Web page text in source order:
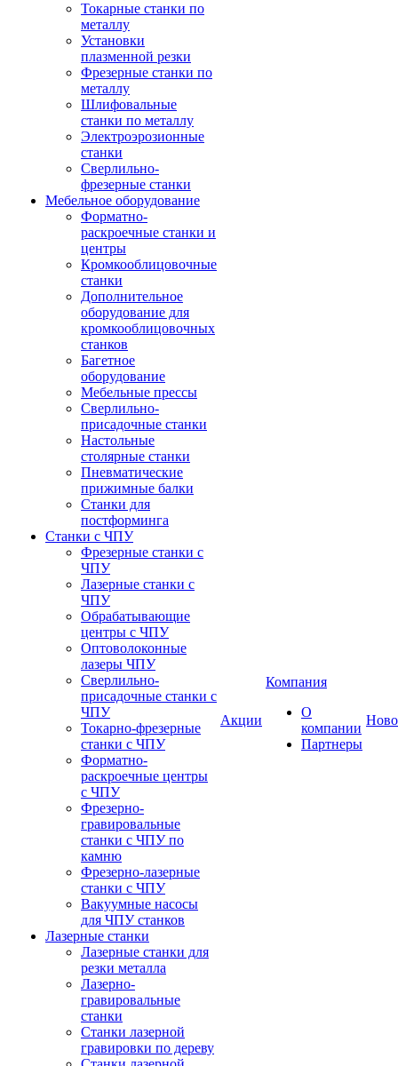
Токарные станки по
металлу
Установки
плазменной резки
Фрезерные станки по
металлу
Шлифовальные
станки по металлу
Электроэрозионные
станки
Сверлильно-
фрезерные станки
Мебельное оборудование
Форматно-
раскроечные станки и
центры
Кромкооблицовочные
станки
Дополнительное
оборудование для
кромкооблицовочных
станков
Багетное
оборудование
Мебельные прессы
Сверлильно-
присадочные станки
Настольные
столярные станки
Пневматические
прижимные балки
Станки для
постформинга
Станки с ЧПУ
Фрезерные станки с
ЧПУ
Лазерные станки с
ЧПУ
Обрабатывающие
центры с ЧПУ
Оптоволоконные
лазеры ЧПУ
Сверлильно-
присадочные станки с
ЧПУ
Токарно-фрезерные
станки с ЧПУ
Форматно-
раскроечные центры
с ЧПУ
Фрезерно-
гравировальные
станки с ЧПУ по
камню
Фрезерно-лазерные
станки с ЧПУ
Вакуумные насосы
для ЧПУ станков
Лазерные станки
Лазерные станки для
резки металла
Лазерно-
гравировальные
станки
Станки лазерной
гравировки по дереву
Акции
Компания
О
компании
Партнеры